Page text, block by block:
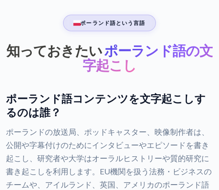
ポーランド語という言語
知っておきたいポーランド語の文
字起こし
ポーランド語コンテンツを文字起こしす
るのは誰？
ポーランドの放送局、ポッドキャスター、映像制作者は、
公開や字幕付けのためにインタビューやエピソードを書き
起こし、研究者や大学はオーラルヒストリーや質的研究に
書き起こしを利用します。EU機関を扱う法務・ビジネスの
チームや、アイルランド、英国、アメリカのポーランド語